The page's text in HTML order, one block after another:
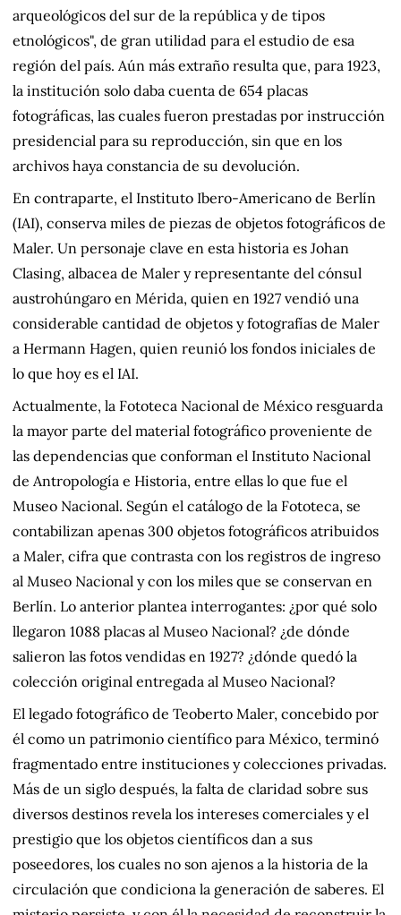
arqueológicos del sur de la república y de tipos
etnológicos", de gran utilidad para el estudio de esa
región del país. Aún más extraño resulta que, para 1923,
la institución solo daba cuenta de 654 placas
fotográficas, las cuales fueron prestadas por instrucción
presidencial para su reproducción, sin que en los
archivos haya constancia de su devolución.
En contraparte, el Instituto Ibero-Americano de Berlín
(IAI), conserva miles de piezas de objetos fotográficos de
Maler. Un personaje clave en esta historia es Johan
Clasing, albacea de Maler y representante del cónsul
austrohúngaro en Mérida, quien en 1927 vendió una
considerable cantidad de objetos y fotografías de Maler
a Hermann Hagen, quien reunió los fondos iniciales de
lo que hoy es el IAI.
Actualmente, la Fototeca Nacional de México resguarda
la mayor parte del material fotográfico proveniente de
las dependencias que conforman el Instituto Nacional
de Antropología e Historia, entre ellas lo que fue el
Museo Nacional. Según el catálogo de la Fototeca, se
contabilizan apenas 300 objetos fotográficos atribuidos
a Maler, cifra que contrasta con los registros de ingreso
al Museo Nacional y con los miles que se conservan en
Berlín. Lo anterior plantea interrogantes: ¿por qué solo
llegaron 1088 placas al Museo Nacional? ¿de dónde
salieron las fotos vendidas en 1927? ¿dónde quedó la
colección original entregada al Museo Nacional?
El legado fotográfico de Teoberto Maler, concebido por
él como un patrimonio científico para México, terminó
fragmentado entre instituciones y colecciones privadas.
Más de un siglo después, la falta de claridad sobre sus
diversos destinos revela los intereses comerciales y el
prestigio que los objetos científicos dan a sus
poseedores, los cuales no son ajenos a la historia de la
circulación que condiciona la generación de saberes. El